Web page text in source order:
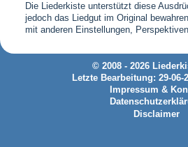
Die Liederkiste unterstützt diese
jedoch das Liedgut im Original
mit anderen Einstellungen,
© 2008 - 2026
Letzte Bearbeitung: 29-06-
Impressum &
Disclaimer